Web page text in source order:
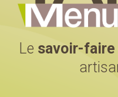
Le savoir-faire